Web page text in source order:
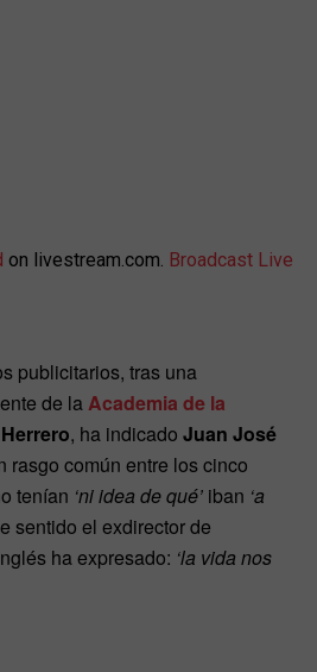
on livestream.com. Broadcast Live
publicitarios, tras una
de laAcademia de la
, ha indicado Juan José
rasgo común entre los cinco
tenían ‘ni idea de qué’ iban ‘a
sentido el exdirector de
ha expresado: ‘la vida nos